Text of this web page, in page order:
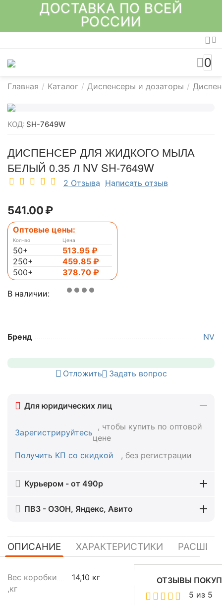
ДОСТАВКА ПО ВСЕЙ
РОССИИ
0
Главная / Каталог / Диспенсеры и дозаторы /
КОД: SH-7649W
ДИСПЕНСЕР ДЛЯ ЖИДКОГО МЫЛА
БЕЛЫЙ 0.35 Л NV SH-7649W
2 Отзыва Написать отзыв
541.00₽
Оптовые цены:
Кол-во
50+
250+
500+
Цена
513.95 ₽
459.85 ₽
378.70 ₽
В наличии:
Бренд NV
Отложить Задать вопрос
Для юридических лиц
Зарегистрируйтесь
, чтобы купить по оптовой
цене
Получить КП со скидкой
, без регистрации
Курьером - от 490р
ПВЗ - ОЗОН, Яндекс, Авито
ОПИСАНИЕ ХАРАКТЕРИСТИКИ
Д
и
Вес коробки
,кг
14,10 кг
ОТЗЫВЫ
5 из 5